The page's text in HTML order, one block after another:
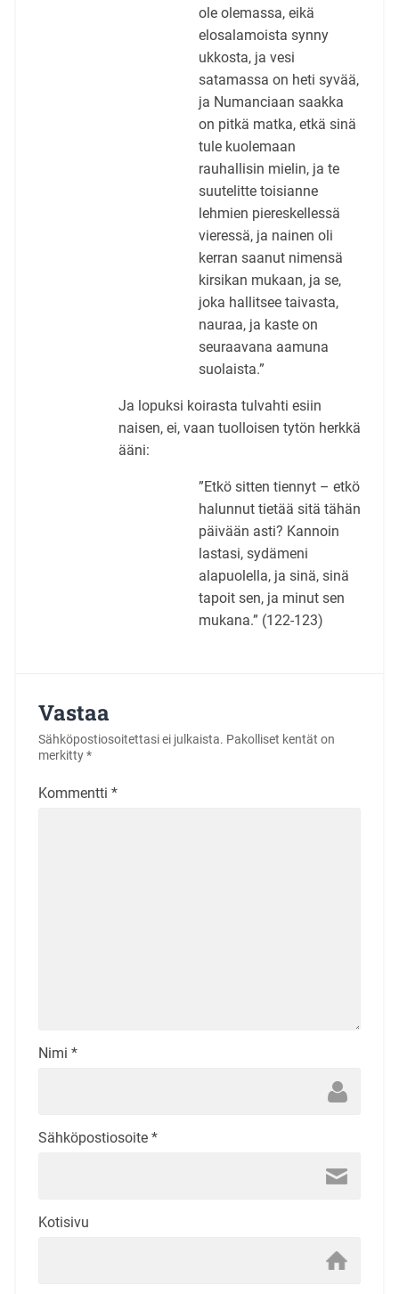
ole olemassa, eikä
elosalamoista synny
ukkosta, ja vesi
satamassa on heti syvää,
ja Numanciaan saakka
on pitkä matka, etkä sinä
tule kuolemaan
rauhallisin mielin, ja te
suutelitte toisianne
lehmien piereskellessä
vieressä, ja nainen oli
kerran saanut nimensä
kirsikan mukaan, ja se,
joka hallitsee taivasta,
nauraa, ja kaste on
seuraavana aamuna
suolaista.”
Ja lopuksi koirasta tulvahti esiin
naisen, ei, vaan tuolloisen tytön herkkä
ääni:
”Etkö sitten tiennyt – etkö
halunnut tietää sitä tähän
päivään asti? Kannoin
lastasi, sydämeni
alapuolella, ja sinä, sinä
tapoit sen, ja minut sen
mukana.” (122-123)
Vastaa
Sähköpostiosoitettasi ei julkaista. Pakolliset kentät on
merkitty*
Kommentti *
Nimi *
Sähköpostiosoite *
Kotisivu